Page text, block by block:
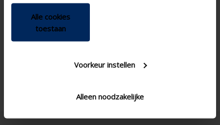
Alle cookies
toestaan
Voorkeur instellen
Alleen noodzakelijke
LUCHTSTROOMBEREKENING